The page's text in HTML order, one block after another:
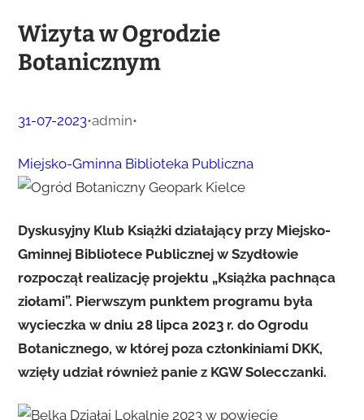
Wizyta w Ogrodzie
Botanicznym
31-07-2023•admin•
Miejsko-Gminna Biblioteka Publiczna
Dyskusyjny Klub Książki działający przy Miejsko-
Gminnej Bibliotece Publicznej w Szydłowie
rozpoczął realizację projektu „Książka pachnąca
ziołami”. Pierwszym punktem programu była
wycieczka w dniu 28 lipca 2023 r. do Ogrodu
Botanicznego, w której poza członkiniami DKK,
wzięły udział również panie z KGW Solecczanki.